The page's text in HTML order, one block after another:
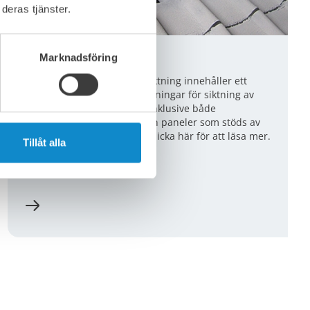
tjänster.
Marknadsföring
Tillåt alla
Siktpaneler
Vårt utbud av paneler för siktning innehåller ett
omfattande sortiment av lösningar för siktning av
grova till mellanstora ytor, inklusive både
självbärande siktpaneler och paneler som stöds av
underliggande strukturer. Klicka här för att läsa mer.